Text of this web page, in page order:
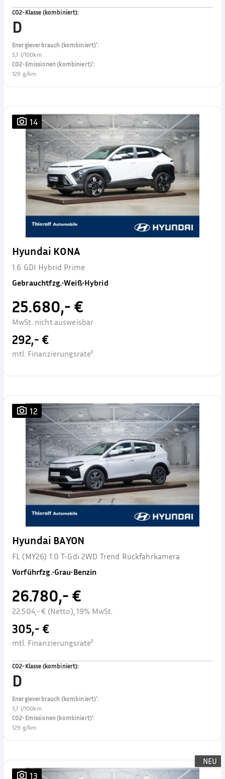
CO2-Klasse (kombiniert):
D
Energieverbrauch (kombiniert)¹:
5,7 l/100km
CO2-Emissionen (kombiniert)¹:
129 g/km
14
Hyundai KONA
1.6 GDI Hybrid Prime
Gebrauchtfzg.•Weiß•Hybrid
25.680,- €
MwSt. nicht ausweisbar
292,- €
mtl. Finanzierungsrate²
12
Hyundai BAYON
FL (MY26) 1.0 T-Gdi 2WD Trend Rückfahrkamera
Vorführfzg.•Grau•Benzin
26.780,- €
22.504,- € (Netto), 19% MwSt.
305,- €
mtl. Finanzierungsrate²
CO2-Klasse (kombiniert):
D
Energieverbrauch (kombiniert)¹:
5,7 l/100km
CO2-Emissionen (kombiniert)¹:
129 g/km
NEU
13